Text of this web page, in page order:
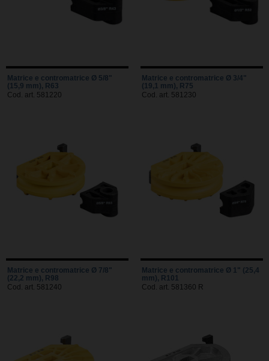
Matrice e contromatrice Ø 5/8"
(15,9 mm), R63
Cod. art. 581220
Matrice e contromatrice Ø 3/4"
(19,1 mm), R75
Cod. art. 581230
Matrice e contromatrice Ø 7/8"
(22,2 mm), R98
Cod. art. 581240
Matrice e contromatrice Ø 1" (25,4
mm), R101
Cod. art. 581360 R